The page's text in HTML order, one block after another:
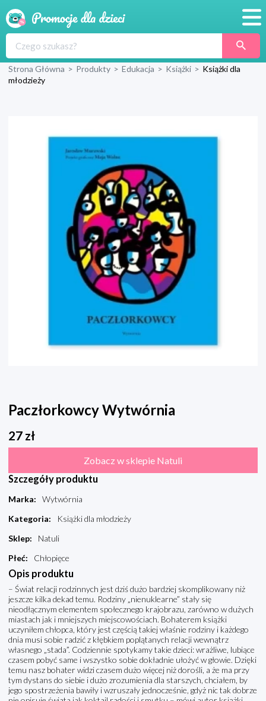
Produkty
Wyprawka
Strona Główna > Produkty > Edukacja > Książki > Książki dla
młodzieży
Paczłorkowcy Wytwórnia
27 zł
Zobacz w sklepie Natuli
Szczegóły produktu
Marka:
Wytwórnia
Kategoria:
Książki dla młodzieży
Sklep:
Natuli
Płeć: Chłopięce
Opis produktu
– Świat relacji rodzinnych jest dziś dużo bardziej skomplikowany niż
jeszcze kilka dekad temu. Rodziny „nienuklearne” stały się
nieodłącznym elementem społecznego krajobrazu, zarówno w dużych
miastach jak i mniejszych miejscowościach. Bohaterem książki
uczyniłem chłopca, który jest częścią takiej właśnie rodziny i każdego
dnia musi sobie radzić z kłębkiem poplątanych relacji wewnątrz
własnego „stada”. Codziennie spotykamy takie dzieci: wrażliwe, lubiące
czasem pobyć same i wszystko sobie dokładnie ułożyć w głowie. Dzięki
temu nasz bohater widzi czasem dużo więcej niż dorośli, a że ma przy
tym dystans do siebie i dużo zrozumienia dla starszych, chciałem, by
jego spostrzeżenia bawiły i wzruszały jednocześnie, gdyż nic tak dobrze